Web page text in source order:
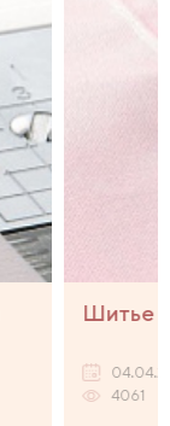
Шитье
4061